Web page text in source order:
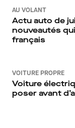
AU VOLANT
Actu auto de
nouveautés
français
VOITURE PROPRE
Voiture
poser avant